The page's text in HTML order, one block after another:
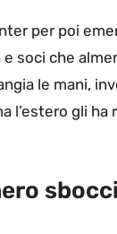
per poi
e soci che
le mani,
l’estero gli ha